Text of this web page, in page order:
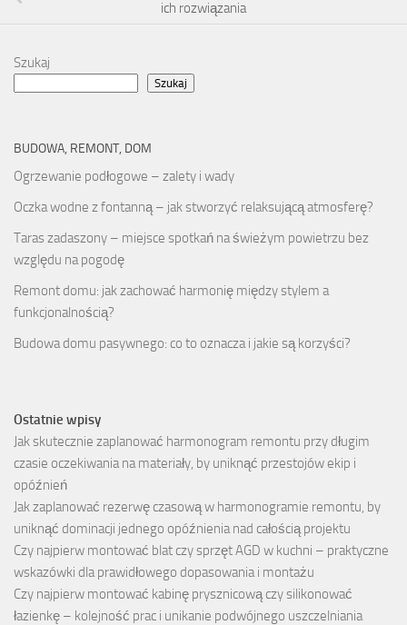
ich rozwiązania
Szukaj
Szukaj
BUDOWA, REMONT, DOM
Ogrzewanie podłogowe – zalety i wady
Oczka wodne z fontanną – jak stworzyć relaksującą atmosferę?
Taras zadaszony – miejsce spotkań na świeżym powietrzu bez
względu na pogodę
Remont domu: jak zachować harmonię między stylem a
funkcjonalnością?
Budowa domu pasywnego: co to oznacza i jakie są korzyści?
Ostatnie wpisy
Jak skutecznie zaplanować harmonogram remontu przy długim
czasie oczekiwania na materiały, by uniknąć przestojów ekip i
opóźnień
Jak zaplanować rezerwę czasową w harmonogramie remontu, by
uniknąć dominacji jednego opóźnienia nad całością projektu
Czy najpierw montować blat czy sprzęt AGD w kuchni – praktyczne
wskazówki dla prawidłowego dopasowania i montażu
Czy najpierw montować kabinę prysznicową czy silikonować
łazienkę – kolejność prac i unikanie podwójnego uszczelniania